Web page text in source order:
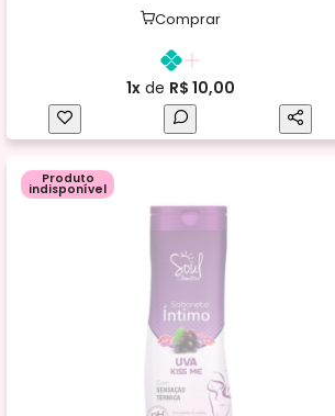
Comprar
1xde R$ 10,00
Produto
indisponível